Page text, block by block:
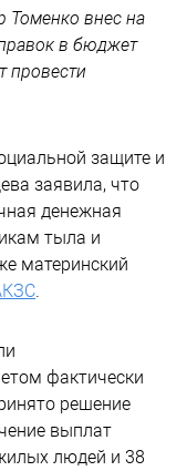
Томенко внес на
в бюджет
провести
защите и
заявила, что
денежная
тыла и
материнский
фактически
решение
выплат
людей и 38